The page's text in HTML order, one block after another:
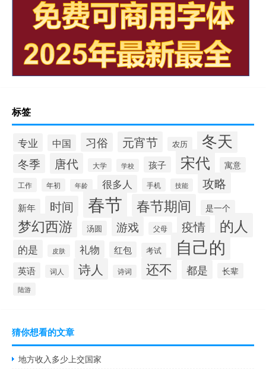
标签
专业 中国 习俗 元宵节 农历 冬天
冬季 唐代 大学 学校 孩子 宋代 寓意
工作 年初 年龄 很多人 手机 技能 攻略
新年 时间 春节 春节期间 是一个
梦幻西游 汤圆 游戏 父母 疫情 的人
的是 皮肤 礼物 红包 考试 自己的
英语 词人 诗人 诗词 还不 都是 长辈
陆游
猜你想看的文章
地方收入多少上交国家